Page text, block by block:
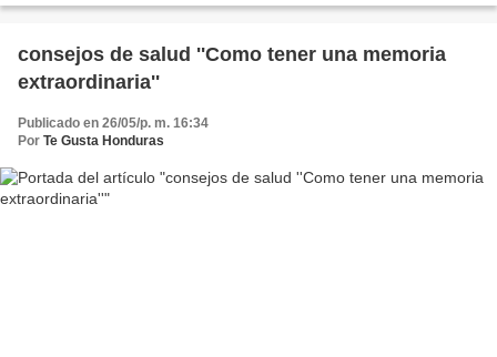
consejos de salud ''Como tener una memoria
extraordinaria''
Publicado en 26/05/p. m. 16:34
Por Te Gusta Honduras